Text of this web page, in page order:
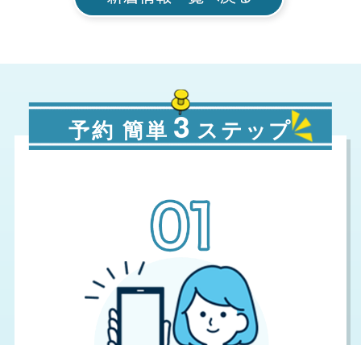
予約 簡単 3 ステップ